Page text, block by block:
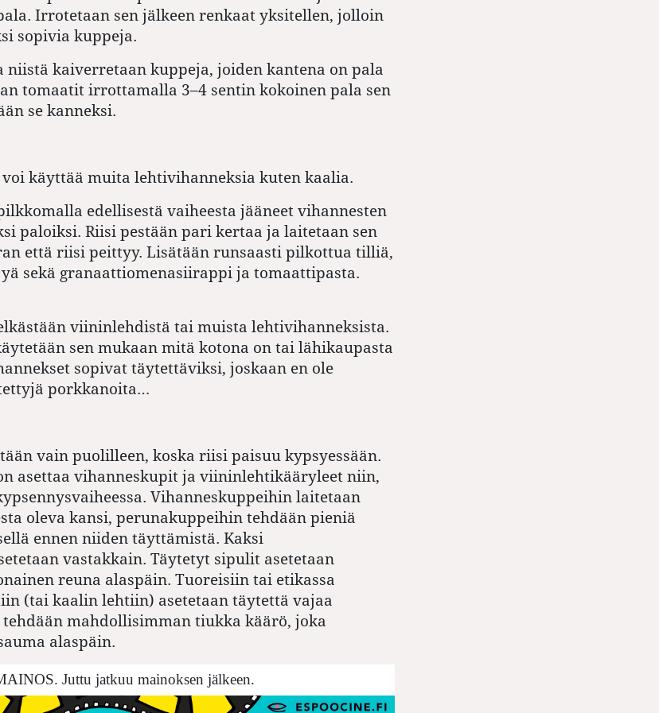
Irrotetaan sen jälkeen renkaat yksitellen, jolloin
sopivia kuppeja.
niistä kaiverretaan kuppeja, joiden kantena on pala
tomaatit irrottamalla 3–4 sentin kokoinen pala sen
se kanneksi.
käyttää muita lehtivihanneksia kuten kaalia.
edellisestä vaiheesta jääneet vihannesten
paloiksi. Riisi pestään pari kertaa ja laitetaan sen
että riisi peittyy. Lisätään runsaasti pilkottua tilliä,
sekä granaattiomenasiirappi ja tomaattipasta.
viininlehdistä tai muista lehtivihanneksista.
sen mukaan mitä kotona on tai lähikaupasta
sopivat täytettäviksi, joskaan en ole
porkkanoita…
vain puolilleen, koska riisi paisuu kypsyessään.
asettaa vihanneskupit ja viininlehtikääryleet niin,
Vihanneskuppeihin laitetaan
oleva kansi, perunakuppeihin tehdään pieniä
ennen niiden täyttämistä. Kaksi
vastakkain. Täytetyt sipulit asetetaan
reuna alaspäin. Tuoreisiin tai etikassa
(tai kaalin lehtiin) asetetaan täytettä vajaa
mahdollisimman tiukka käärö, joka
alaspäin.
Juttu jatkuu mainoksen jälkeen.